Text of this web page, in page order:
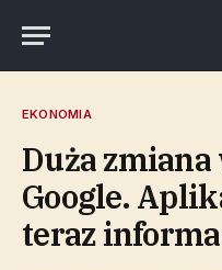
EKONOMIA
Duża zmiana
Google.
teraz